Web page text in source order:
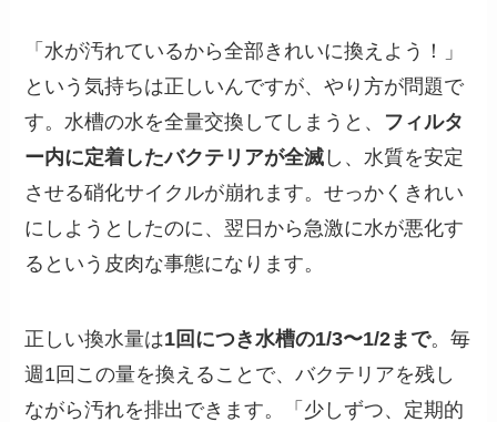
「水が汚れているから全部きれいに換えよう！」
という気持ちは正しいんですが、やり方が問題で
す。水槽の水を全量交換してしまうと、 フィルタ
ー内に定着したバクテリアが全滅 し、水質を安定
させる硝化サイクルが崩れます。せっかくきれい
にしようとしたのに、翌日から急激に水が悪化す
るという皮肉な事態になります。
正しい換水量は1回につき水槽の1/3〜1/2まで。毎
週1回この量を換えることで、バクテリアを残し
ながら汚れを排出できます。「少しずつ、定期的